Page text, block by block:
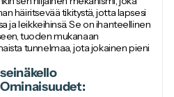
häiritsevää tikitystä, jotta lapsesi
ja leikkeihinsä. Se on ihanteellinen
tuoden mukanaan
tunnelmaa, jota jokainen pieni